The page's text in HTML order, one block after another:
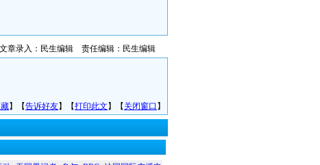
文章录入：民生编辑 责任编辑：民生编辑
】【告诉好友】【打印此文 】【 关闭窗口 】